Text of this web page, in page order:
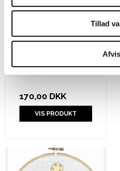
Tillad
Afvis
dåbsminde
170,00 DKK
VIS PRODUKT